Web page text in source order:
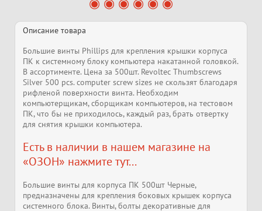
Описание товара
Большие винты Phillips для крепления крышки корпуса
ПК к системному блоку компьютера накатанной головкой.
В ассортименте. Цена за 500шт. Revoltec Thumbscrews
Silver 500 pcs. computer screw sizes не скользят благодаря
рифленой поверхности винта. Необходим
компьютерщикам, сборщикам компьютеров, на тестовом
ПК, что бы не приходилось, каждый раз, брать отвертку
для снятия крышки компьютера.
Есть в наличии в нашем магазине на
«ОЗОН» нажмите тут...
Большие винты для корпуса ПК 500шт Черные,
предназначены для крепления боковых крышек корпуса
системного блока. Винты, болты декоративные для